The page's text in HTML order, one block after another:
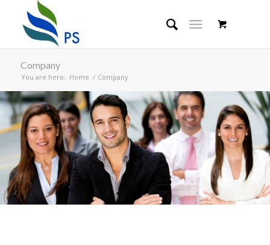
Company
You are here: Home / Company